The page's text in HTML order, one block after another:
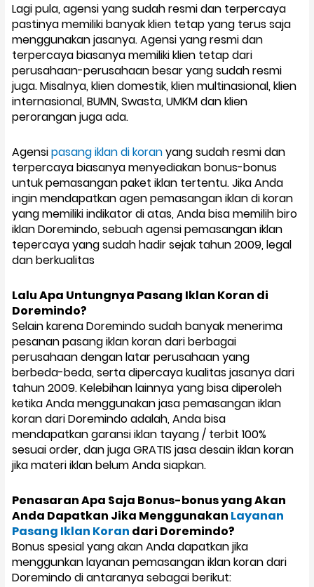
Lagi pula, agensi yang sudah resmi dan terpercaya
pastinya memiliki banyak klien tetap yang terus saja
menggunakan jasanya. Agensi yang resmi dan
terpercaya biasanya memiliki klien tetap dari
perusahaan-perusahaan besar yang sudah resmi
juga. Misalnya, klien domestik, klien multinasional, klien
internasional, BUMN, Swasta, UMKM dan klien
perorangan juga ada.
Agensipasang iklan di koranyang sudah resmi dan
terpercaya biasanya menyediakan bonus-bonus
untuk pemasangan paket iklan tertentu. Jika Anda
ingin mendapatkan agen pemasangan iklan di koran
yang memiliki indikator di atas, Anda bisa memilih biro
iklan Doremindo, sebuah agensi pemasangan iklan
tepercaya yang sudah hadir sejak tahun 2009, legal
dan berkualitas
Lalu Apa Untungnya Pasang Iklan Koran di
Doremindo?
Selain karena Doremindo sudah banyak menerima
pesanan pasang iklan koran dari berbagai
perusahaan dengan latar perusahaan yang
berbeda-beda, serta dipercaya kualitas jasanya dari
tahun 2009. Kelebihan lainnya yang bisa diperoleh
ketika Anda menggunakan jasa pemasangan iklan
koran dari Doremindo adalah, Anda bisa
mendapatkan garansi iklan tayang / terbit 100%
sesuai order, dan juga GRATIS jasa desain iklan koran
jika materi iklan belum Anda siapkan.
Penasaran Apa Saja Bonus-bonus yang Akan
Anda Dapatkan Jika Menggunakan Layanan
Pasang Iklan Koran dari Doremindo?
Bonus spesial yang akan Anda dapatkan jika
menggunkan layanan pemasangan iklan koran dari
Doremindo di antaranya sebagai berikut: